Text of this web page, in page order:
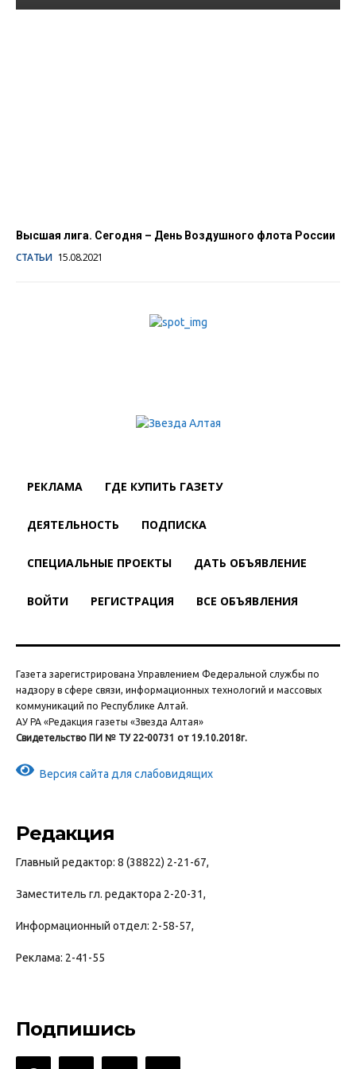
Высшая лига. Сегодня – День Воздушного флота России
СТАТЬИ 15.08.2021
РЕКЛАМА ГДЕ КУПИТЬ ГАЗЕТУ
ДЕЯТЕЛЬНОСТЬ ПОДПИСКА
СПЕЦИАЛЬНЫЕ ПРОЕКТЫ ДАТЬ ОБЪЯВЛЕНИЕ
ВОЙТИ РЕГИСТРАЦИЯ ВСЕ ОБЪЯВЛЕНИЯ
Газета зарегистрирована Управлением Федеральной службы по
надзору в сфере связи, информационных технологий и массовых
коммуникаций по Республике Алтай.
АУ РА «Редакция газеты «Звезда Алтая»
Свидетельство ПИ № ТУ 22-00731 от 19.10.2018г.
Версия сайта для слабовидящих
Редакция
Главный редактор: 8 (38822) 2-21-67,
Заместитель гл. редактора 2-20-31,
Информационный отдел: 2-58-57,
Реклама: 2-41-55
Подпишись